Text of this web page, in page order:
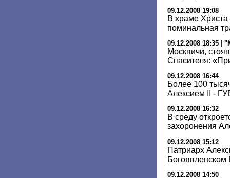
09.12.2008 19:08
В храме Христа
поминальная
09.12.2008 18:35
Москвичи,
Спасителя:
09.12.2008 16:44
Более 100
Алексием II -
09.12.2008 16:32
В среду
захоронения
09.12.2008 15:12
Патриарх
Богоявленском
09.12.2008 14:50